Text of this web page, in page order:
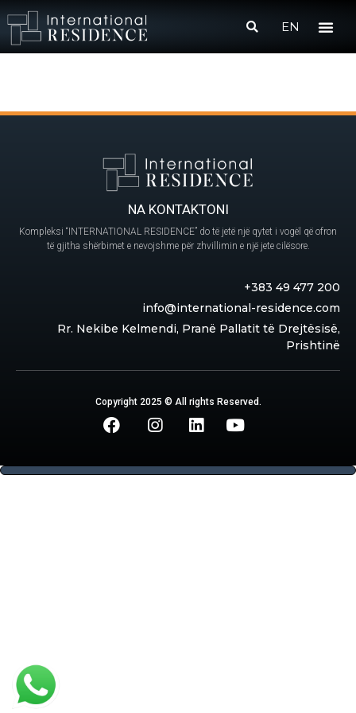
EN
NA KONTAKTONI
Kompleksi “INTERNATIONAL RESIDENCE” do të jetë një qytet i vogël që ofron
të gjitha shërbimet e nevojshme për zhvillimin e një jete cilësore.
+383 49 477 200
info@international-residence.com
Rr. Nekibe Kelmendi, Pranë Pallatit të Drejtësisë,
Prishtinë
Copyright 2025 © All rights Reserved.